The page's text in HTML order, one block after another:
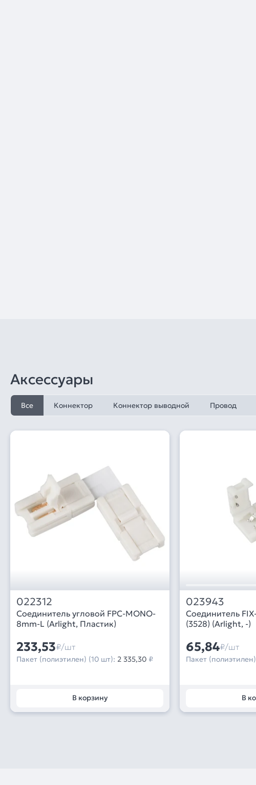
Аксессуары
Все Коннектор Коннектор выводной Провод
022312
Соединитель угловой FPC-MONO-
8mm-L (Arlight, Пластик)
233,53₽/шт
Пакет (полиэтилен) (10 шт): 2 335,30 ₽
В корзину
023943
Соединитель
(3528) (Arlight, -)
65,84₽/шт
Пакет
В